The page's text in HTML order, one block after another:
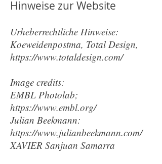
Hinweise zur Website
Urheberrechtliche Hinweise:
Koeweidenpostma, Total Design,
https://www.totaldesign.com/
Image credits:
EMBL Photolab;
https://www.embl.org/
Julian Beekmann:
https://www.julianbeekmann.com/
XAVIER Sanjuan Samarra